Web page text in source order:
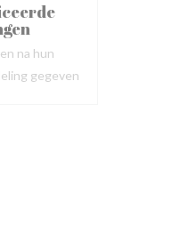
na hun
gegeven